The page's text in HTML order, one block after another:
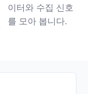
이터와 수집 신호
를 모아 봅니다.